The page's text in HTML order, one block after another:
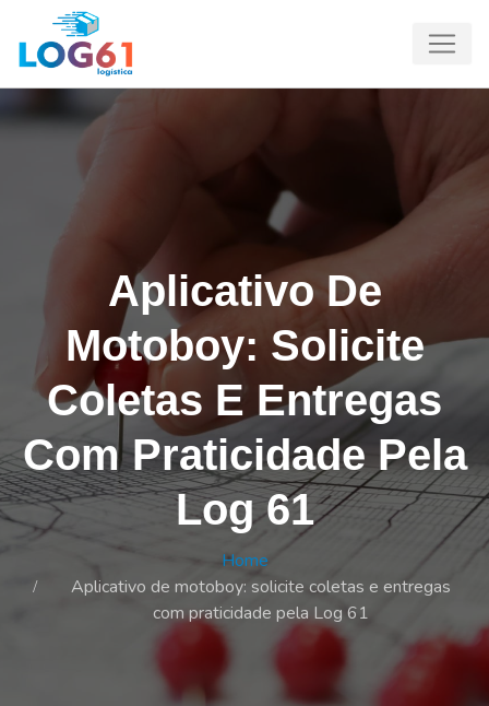
Aplicativo De
Motoboy: Solicite
Coletas E Entregas
Com Praticidade Pela
Log 61
Home
Aplicativo de motoboy: solicite coletas e entregas
com praticidade pela Log 61